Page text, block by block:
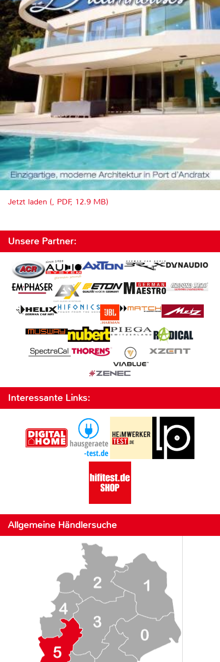
Jetzt laden (, PDF, 12.9 MB)
Unsere Partner:
Interessante Links:
Allgemeine Händlersuche